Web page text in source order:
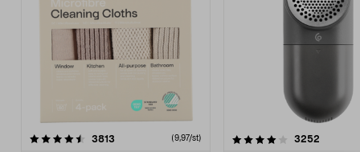
3813 (9,97/st)
4.0av 5 stjärnor 3252
4.5av 5 stjärnor